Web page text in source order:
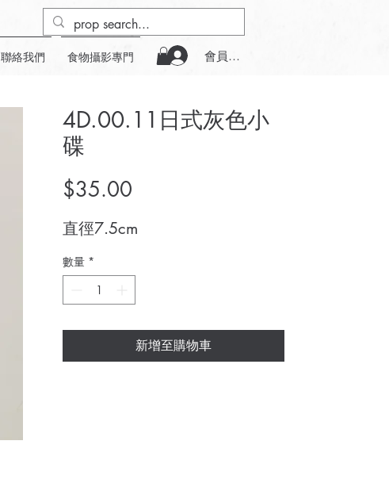
聯絡我們 食物攝影專門 會員登入
4D.00.11日式灰色小
碟
$35.00
直徑7.5cm
數量 *
新增至購物車